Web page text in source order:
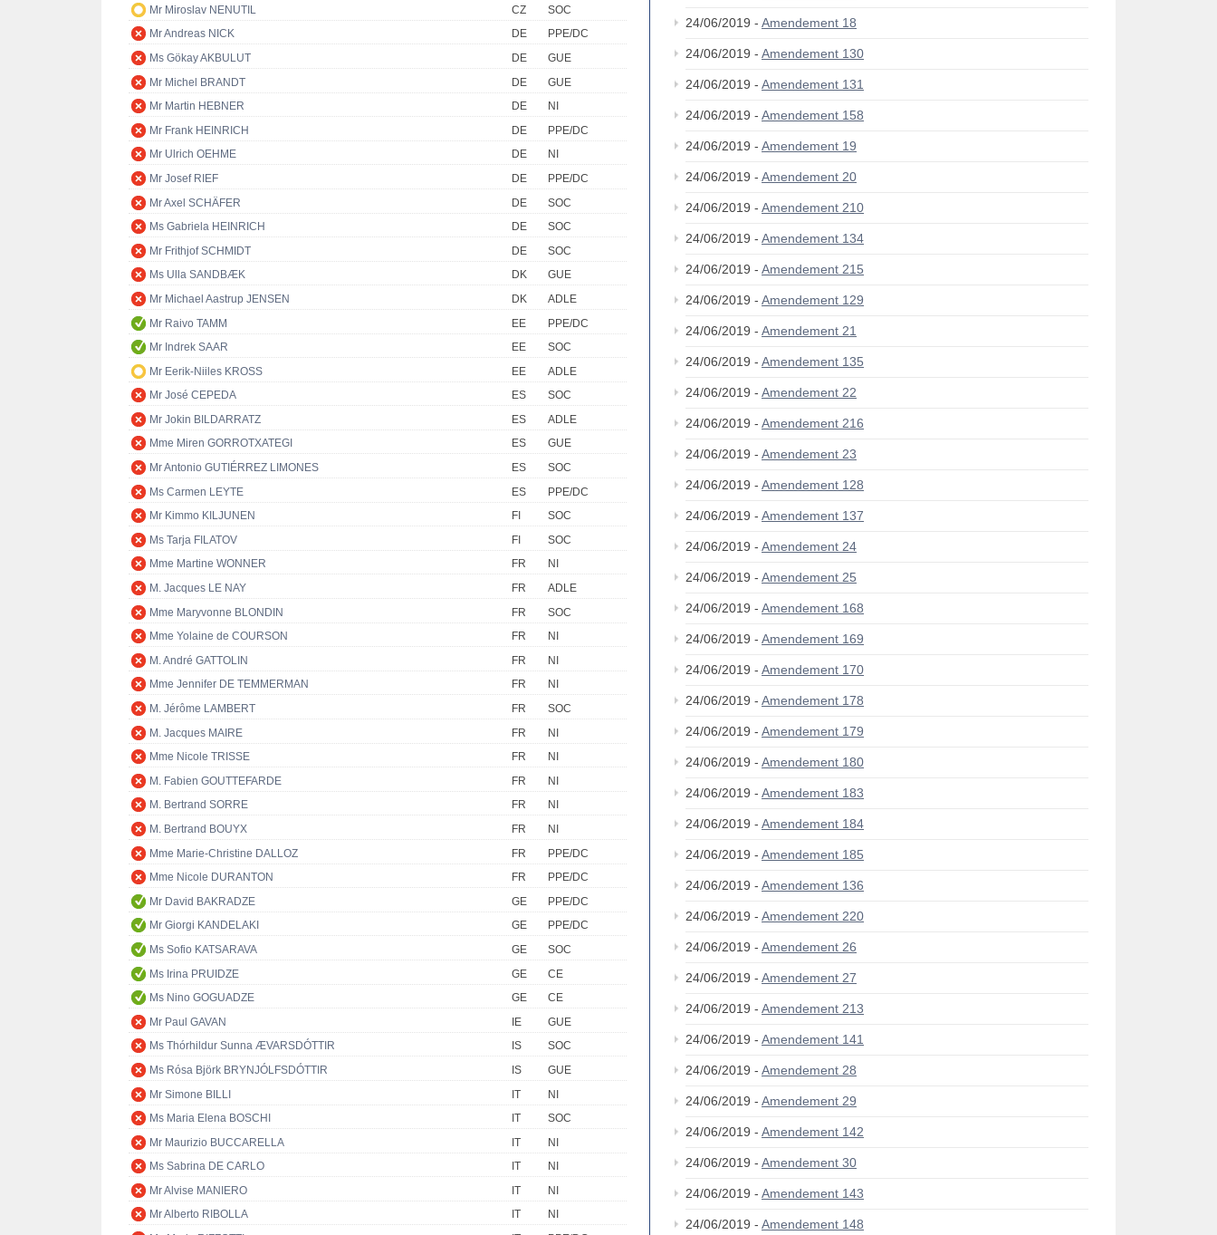
Mr Miroslav NENUTIL
CZ
SOC
Mr Andreas NICK
DE
PPE/DC
Ms Gökay AKBULUT
DE
GUE
Mr Michel BRANDT
DE
GUE
Mr Martin HEBNER
DE
NI
Mr Frank HEINRICH
DE
PPE/DC
Mr Ulrich OEHME
DE
NI
Mr Josef RIEF
DE
PPE/DC
Mr Axel SCHÄFER
DE
SOC
Ms Gabriela HEINRICH
DE
SOC
Mr Frithjof SCHMIDT
DE
SOC
Ms Ulla SANDBÆK
DK
GUE
Mr Michael Aastrup JENSEN
DK
ADLE
Mr Raivo TAMM
EE
PPE/DC
Mr Indrek SAAR
EE
SOC
Mr Eerik-Niiles KROSS
EE
ADLE
Mr José CEPEDA
ES
SOC
Mr Jokin BILDARRATZ
ES
ADLE
Mme Miren GORROTXATEGI
ES
GUE
Mr Antonio GUTIÉRREZ LIMONES
ES
SOC
Ms Carmen LEYTE
ES
PPE/DC
Mr Kimmo KILJUNEN
FI
SOC
Ms Tarja FILATOV
FI
SOC
Mme Martine WONNER
FR
NI
M. Jacques LE NAY
FR
ADLE
Mme Maryvonne BLONDIN
FR
SOC
Mme Yolaine de COURSON
FR
NI
M. André GATTOLIN
FR
NI
Mme Jennifer DE TEMMERMAN
FR
NI
M. Jérôme LAMBERT
FR
SOC
M. Jacques MAIRE
FR
NI
Mme Nicole TRISSE
FR
NI
M. Fabien GOUTTEFARDE
FR
NI
M. Bertrand SORRE
FR
NI
M. Bertrand BOUYX
FR
NI
Mme Marie-Christine DALLOZ
FR
PPE/DC
Mme Nicole DURANTON
FR
PPE/DC
Mr David BAKRADZE
GE
PPE/DC
Mr Giorgi KANDELAKI
GE
PPE/DC
Ms Sofio KATSARAVA
GE
SOC
Ms Irina PRUIDZE
GE
CE
Ms Nino GOGUADZE
GE
CE
Mr Paul GAVAN
IE
GUE
Ms Thórhildur Sunna ÆVARSDÓTTIR
IS
SOC
Ms Rósa Björk BRYNJÓLFSDÓTTIR
IS
GUE
Mr Simone BILLI
IT
NI
Ms Maria Elena BOSCHI
IT
SOC
Mr Maurizio BUCCARELLA
IT
NI
Ms Sabrina DE CARLO
IT
NI
Mr Alvise MANIERO
IT
NI
Mr Alberto RIBOLLA
IT
NI
24/06/2019 - Amendement 18
24/06/2019 - Amendement 130
24/06/2019 - Amendement 131
24/06/2019 - Amendement 158
24/06/2019 - Amendement 19
24/06/2019 - Amendement 20
24/06/2019 - Amendement 210
24/06/2019 - Amendement 134
24/06/2019 - Amendement 215
24/06/2019 - Amendement 129
24/06/2019 - Amendement 21
24/06/2019 - Amendement 135
24/06/2019 - Amendement 22
24/06/2019 - Amendement 216
24/06/2019 - Amendement 23
24/06/2019 - Amendement 128
24/06/2019 - Amendement 137
24/06/2019 - Amendement 24
24/06/2019 - Amendement 25
24/06/2019 - Amendement 168
24/06/2019 - Amendement 169
24/06/2019 - Amendement 170
24/06/2019 - Amendement 178
24/06/2019 - Amendement 179
24/06/2019 - Amendement 180
24/06/2019 - Amendement 183
24/06/2019 - Amendement 184
24/06/2019 - Amendement 185
24/06/2019 - Amendement 136
24/06/2019 - Amendement 220
24/06/2019 - Amendement 26
24/06/2019 - Amendement 27
24/06/2019 - Amendement 213
24/06/2019 - Amendement 141
24/06/2019 - Amendement 28
24/06/2019 - Amendement 29
24/06/2019 - Amendement 142
24/06/2019 - Amendement 30
24/06/2019 - Amendement 143
24/06/2019 - Amendement 148